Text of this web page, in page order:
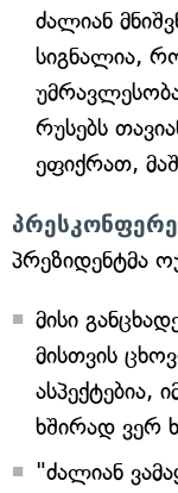
ძალიან
სიგნალია,
რუსებს
ეფიქრათ,
პრეზიდენტმა
მისი
მისთვის
ასპექტებია,
ხშირად ვერ
"ძალიან